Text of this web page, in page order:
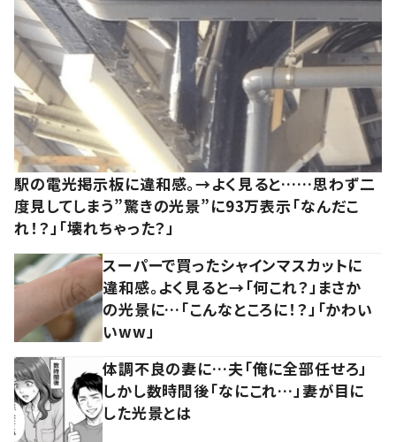
駅の電光掲示板に違和感。→よく見ると……思わず二
度見してしまう”驚きの光景”に93万表示「なんだこ
れ！？」「壊れちゃった？」
スーパーで買ったシャインマスカットに
違和感。よく見ると→「何これ？」まさか
の光景に…「こんなところに！？」「かわい
いww」
体調不良の妻に…夫「俺に全部任せろ」
しかし数時間後「なにこれ…」妻が目に
した光景とは